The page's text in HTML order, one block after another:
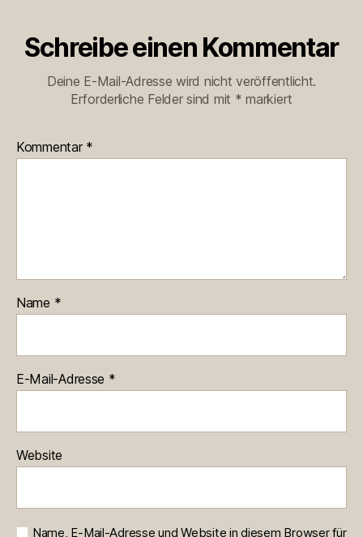
Schreibe einen Kommentar
Deine E-Mail-Adresse wird nicht veröffentlicht.
Erforderliche Felder sind mit * markiert
Kommentar *
Name *
E-Mail-Adresse *
Website
Name, E-Mail-Adresse und Website in diesem Browser für